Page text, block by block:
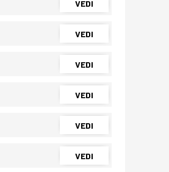
VEDI
VEDI
VEDI
VEDI
VEDI
VEDI